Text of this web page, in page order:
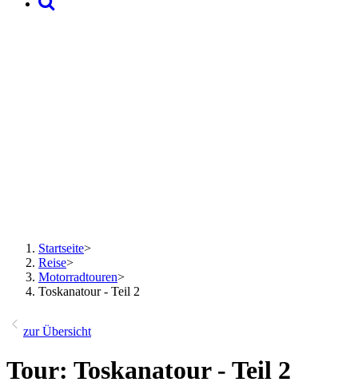
Startseite>
Reise>
Motorradtouren>
Toskanatour - Teil 2
zur Übersicht
Tour: Toskanatour - Teil 2